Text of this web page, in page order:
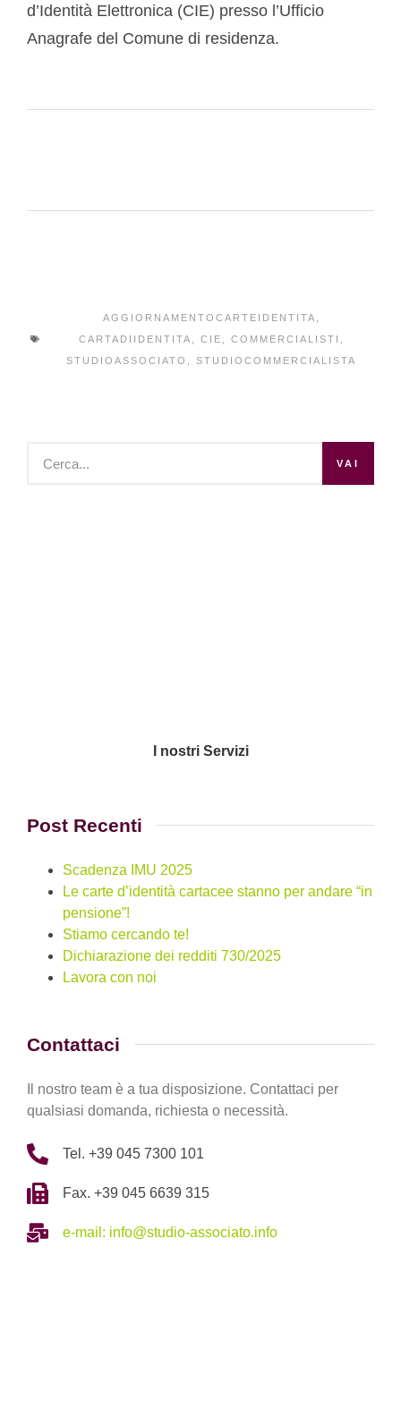
VAI
I nostri Servizi
Post Recenti
Scadenza IMU 2025
Le carte d’identità cartacee stanno per andare “in
pensione”!
Stiamo cercando te!
Dichiarazione dei redditi 730/2025
Lavora con noi
Contattaci
Il nostro team è a tua disposizione. Contattaci per
qualsiasi domanda, richiesta o necessità.
Tel. +39 045 7300 101
Fax. +39 045 6639 315
e-mail: info@studio-associato.info
d’Identità Elettronica (CIE) presso l’Ufficio
Anagrafe del Comune di residenza.
AGGIORNAMENTOCARTEIDENTITA
CARTADIIDENTITA
CIE COMMERCIALISTI
STUDIOASSOCIATO
,STUDIOCOMMERCIALISTA